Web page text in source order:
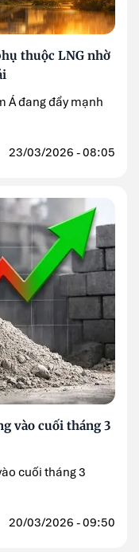
thuộc LNG nhờ
Á đang đẩy mạnh
23/03/2026 - 08:05
vào cuối tháng 3
cuối tháng 3
20/03/2026 - 09:50